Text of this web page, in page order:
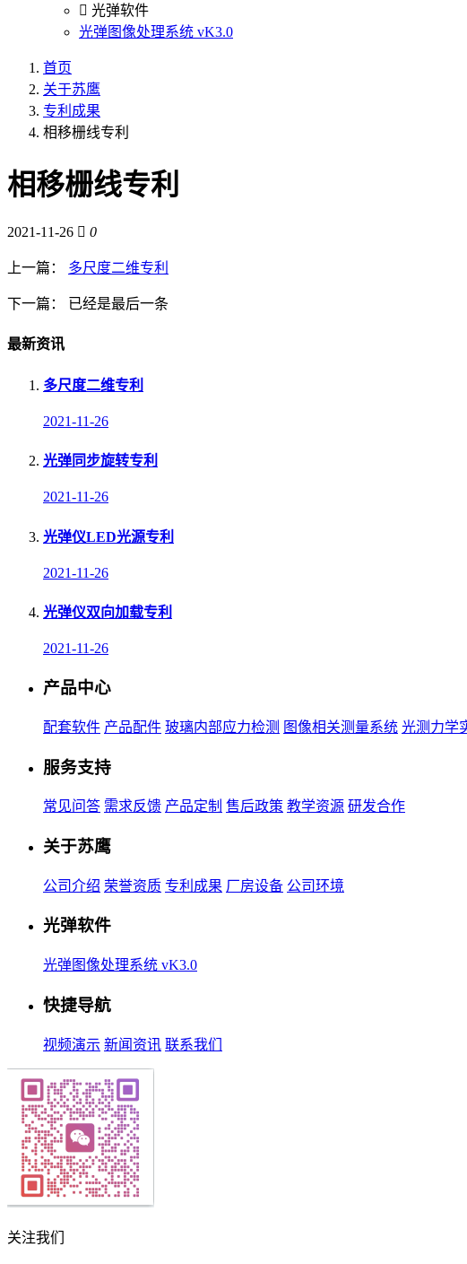
光弹软件
光弹图像处理系统 vK3.0
首页
关于苏鹰
专利成果
相移栅线专利
相移栅线专利
2021-11-26 0
上一篇： 多尺度二维专利
下一篇： 已经是最后一条
最新资讯
多尺度二维专利
2021-11-26
光弹同步旋转专利
2021-11-26
光弹仪LED光源专利
2021-11-26
光弹仪双向加载专利
2021-11-26
产品中心
配套软件 产品配件 玻璃内部应力检测 图像相关测量系统 光测力学
服务支持
常见问答 需求反馈 产品定制 售后政策 教学资源 研发合作
关于苏鹰
公司介绍 荣誉资质 专利成果 厂房设备 公司环境
光弹软件
光弹图像处理系统 vK3.0
快捷导航
视频演示 新闻资讯 联系我们
关注我们